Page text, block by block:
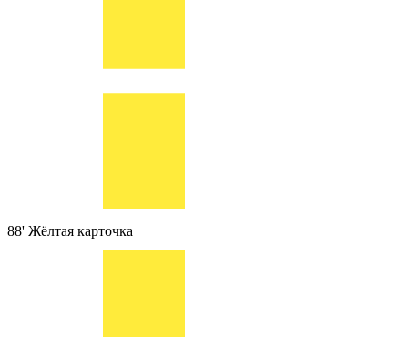
88' Жёлтая карточка